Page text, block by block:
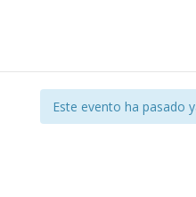
Este evento ha pasado